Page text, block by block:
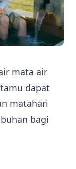
mata air
dapat
matahari
bagi